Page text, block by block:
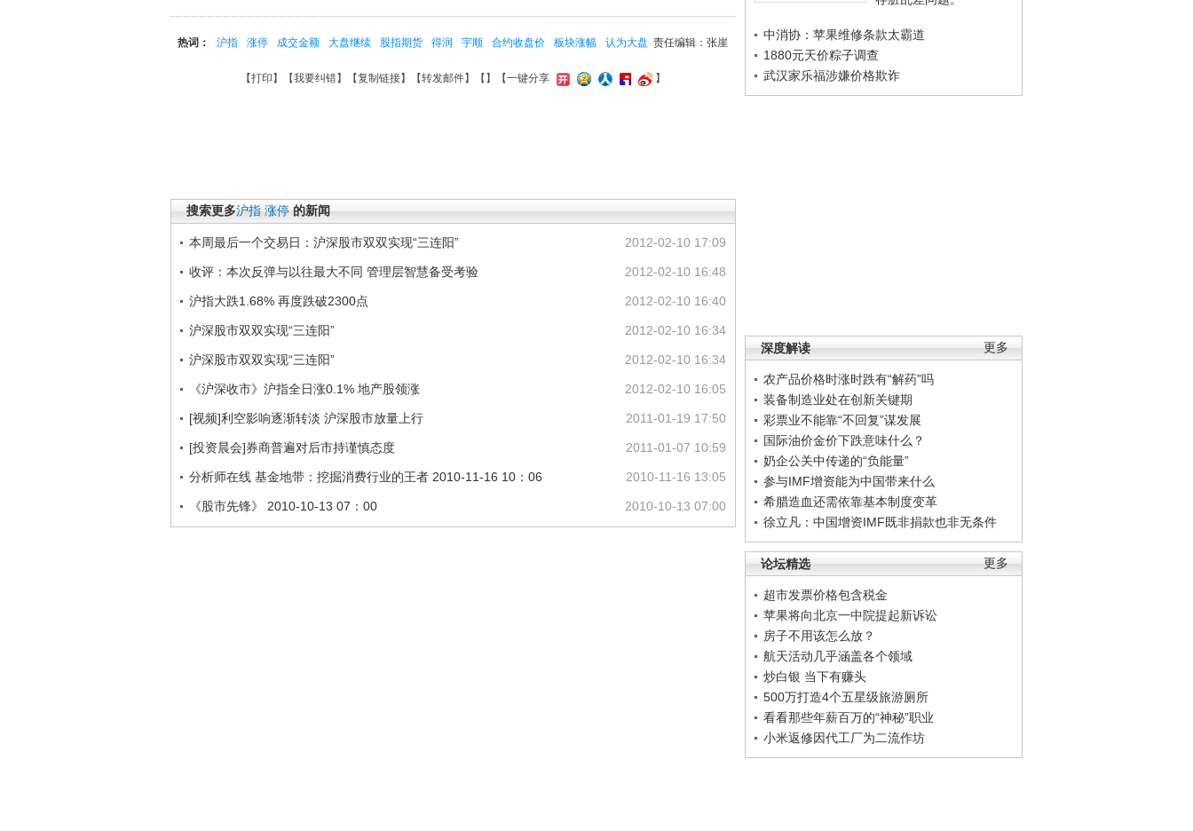
中消协：苹果维修条款太霸道
1880元天价粽子调查
武汉家乐福涉嫌价格欺诈
更多
深度解读
农产品价格时涨时跌有“解药”吗
装备制造业处在创新关键期
彩票业不能靠“不回复”谋发展
国际油价金价下跌意味什么？
奶企公关中传递的“负能量”
参与IMF增资能为中国带来什么
希腊造血还需依靠基本制度变革
徐立凡：中国增资IMF既非捐款也非无条件
更多
论坛精选
超市发票价格包含税金
苹果将向北京一中院提起新诉讼
房子不用该怎么放？
航天活动几乎涵盖各个领域
炒白银 当下有赚头
500万打造4个五星级旅游厕所
看看那些年薪百万的“神秘”职业
小米返修因代工厂为二流作坊
责任编辑：张崖
热词： 沪指 涨停 成交金额 大盘继续 股指期货 得润 宇顺 合约收盘价 板块涨幅 认为大盘
【打印 】【我要纠错】【复制链接】【转发邮件】【 】 【一键分享 】
搜索更多沪指 涨停 的新闻
2012-02-10 17:09
本周最后一个交易日：沪深股市双双实现“三连阳”
2012-02-10 16:48
收评：本次反弹与以往最大不同 管理层智慧备受考验
2012-02-10 16:40
沪指大跌1.68% 再度跌破2300点
2012-02-10 16:34
沪深股市双双实现“三连阳”
2012-02-10 16:34
沪深股市双双实现“三连阳”
2012-02-10 16:05
《沪深收市》沪指全日涨0.1% 地产股领涨
2011-01-19 17:50
[视频]利空影响逐渐转淡 沪深股市放量上行
2011-01-07 10:59
[投资晨会]券商普遍对后市持谨慎态度
2010-11-16 13:05
分析师在线 基金地带：挖掘消费行业的王者 2010-11-16 10：06
2010-10-13 07:00
《股市先锋》 2010-10-13 07：00